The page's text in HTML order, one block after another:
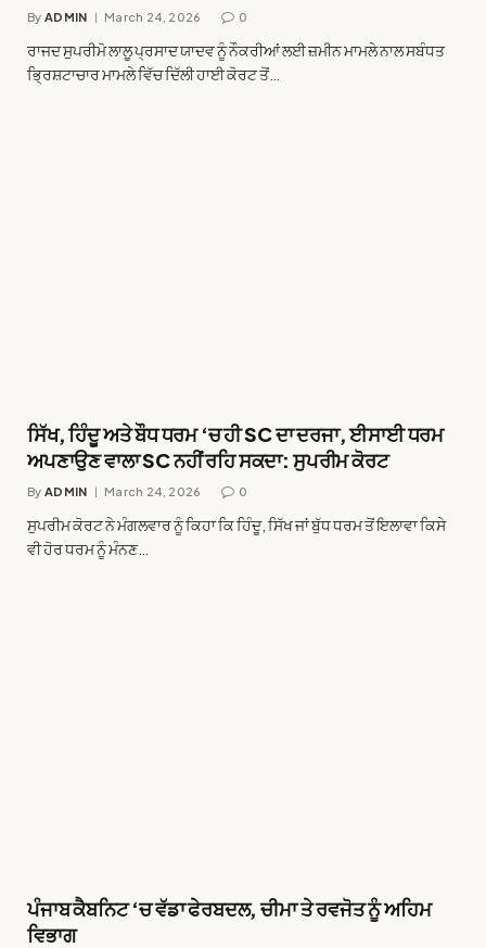
By ADMIN March 24, 2026 0
ਰਾਜਦ ਸੁਪਰੀਮੋ ਲਾਲੂ ਪ੍ਰਸਾਦ ਯਾਦਵ ਨੂੰ ਨੌਕਰੀਆਂ ਲਈ ਜ਼ਮੀਨ ਮਾਮਲੇ ਨਾਲ ਸਬੰਧਤ
ਭ੍ਰਿਸ਼ਟਾਚਾਰ ਮਾਮਲੇ ਵਿੱਚ ਦਿੱਲੀ ਹਾਈ ਕੋਰਟ ਤੋਂ…
ਸਿੱਖ, ਹਿੰਦੂ ਅਤੇ ਬੌਧ ਧਰਮ ‘ਚ ਹੀ SC ਦਾ ਦਰਜਾ, ਈਸਾਈ ਧਰਮ
ਅਪਣਾਉਣ ਵਾਲਾ SC ਨਹੀਂ ਰਹਿ ਸਕਦਾ: ਸੁਪਰੀਮ ਕੋਰਟ
By ADMIN March 24, 2026 0
ਸੁਪਰੀਮ ਕੋਰਟ ਨੇ ਮੰਗਲਵਾਰ ਨੂੰ ਕਿਹਾ ਕਿ ਹਿੰਦੂ, ਸਿੱਖ ਜਾਂ ਬੁੱਧ ਧਰਮ ਤੋਂ ਇਲਾਵਾ ਕਿਸੇ
ਵੀ ਹੋਰ ਧਰਮ ਨੂੰ ਮੰਨਣ…
ਪੰਜਾਬ ਕੈਬਨਿਟ ‘ਚ ਵੱਡਾ ਫੇਰਬਦਲ, ਚੀਮਾ ਤੇ ਰਵਜੋਤ ਨੂੰ ਅਹਿਮ
ਵਿਭਾਗ